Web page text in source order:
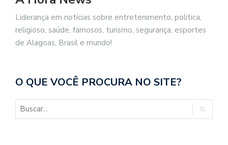
Liderança em notícias sobre entretenimento, politica,
religioso, saúde, famosos, turismo, segurança, esportes
de Alagoas, Brasil e mundo!
O QUE VOCÊ PROCURA NO SITE?